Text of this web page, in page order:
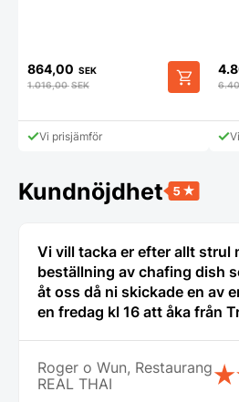
864,00 SEK
1.016,00SEK
Vi prisjämför
Kundnöjdhet
Vi vill tacka er efter allt strul
beställning av chafing dish
åt oss då ni skickade en av
en fredag kl 16 att åka från
vi fick våra chafing dish och
stora catering idag lördag. Vi vill
Roger o Wun, Restaurang
REAL THAI